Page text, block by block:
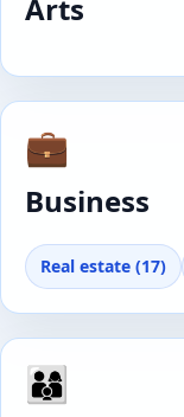
Arts
💼
Business
Real estate (17)
👨‍👩‍👦